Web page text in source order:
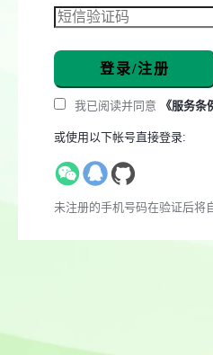
登录/注册
我已阅读并同意 《服务条
或使用以下帐号直接登录:
未注册的手机号码在验证后将